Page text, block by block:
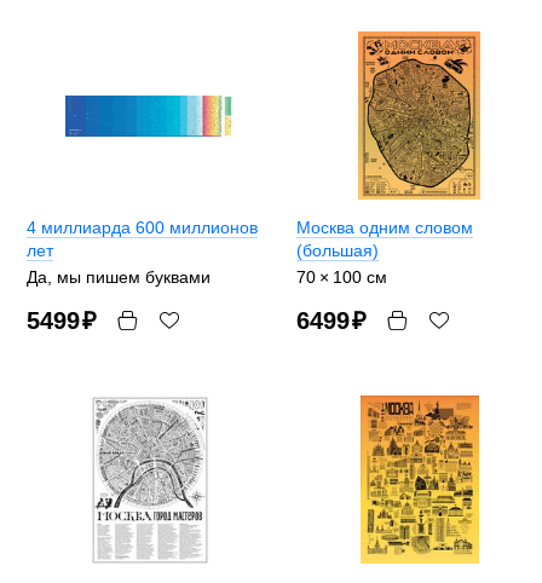
4 миллиарда 600 миллионов
лет
Да, мы пишем буквами
5499₽
Москва одним словом
(большая)
70 × 100 см
6499₽